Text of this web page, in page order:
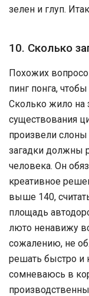
зелен и глуп.
10. Сколько
Похожих
пинг понга,
Сколько жило на
существования
произвели слоны
загадки должны
человека. Он
креативное
выше 140,
площадь
люто ненавижу
сожалению, не
решать быстро и
сомневаюсь в